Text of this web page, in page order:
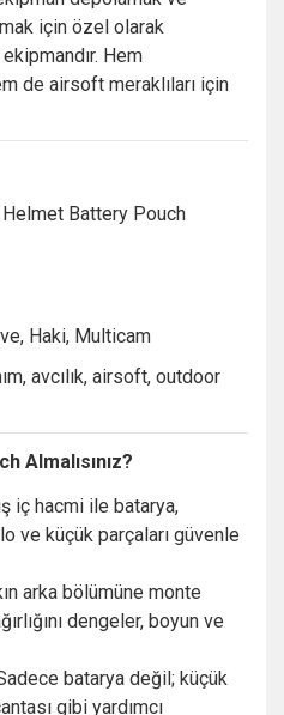
için özel olarak
Hem
de airsoft meraklıları için
Battery Pouch
Haki, Multicam
avcılık, airsoft, outdoor
Almalısınız?
iç hacmi ile batarya,
ve küçük parçaları güvenle
arka bölümüne monte
dengeler, boyun ve
batarya değil; küçük
gibi yardımcı